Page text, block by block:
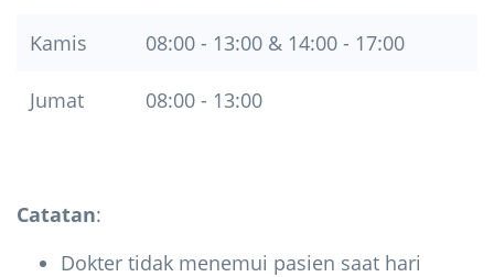
Kamis 08:00 - 13:00 & 14:00 - 17:00
Jumat 08:00 - 13:00
Catatan:
Dokter tidak menemui pasien saat hari